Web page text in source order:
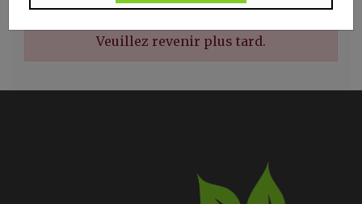
Veuillez revenir plus tard.